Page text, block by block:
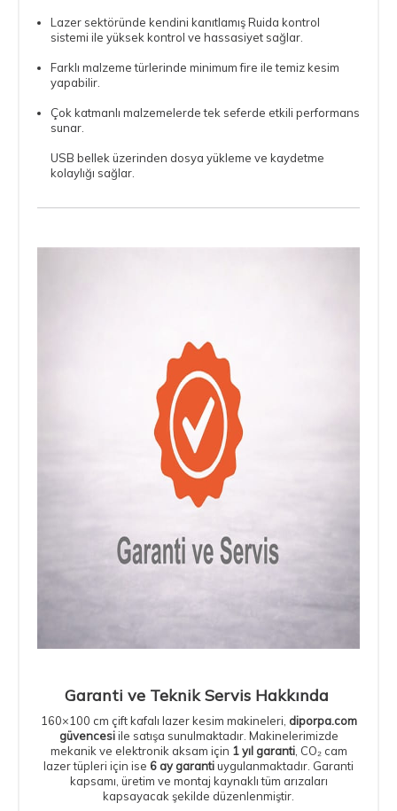
Lazer sektöründe kendini kanıtlamış Ruida kontrol
sistemi ile yüksek kontrol ve hassasiyet sağlar.
Farklı malzeme türlerinde minimum fire ile temiz kesim
yapabilir.
Çok katmanlı malzemelerde tek seferde etkili performans
sunar.
USB bellek üzerinden dosya yükleme ve kaydetme
kolaylığı sağlar.
Garanti ve Teknik Servis Hakkında
160×100 cm çift kafalı lazer kesim makineleri, diporpa.com
güvencesiile satışa sunulmaktadır. Makinelerimizde
mekanik ve elektronik aksam için 1 yıl garanti, CO₂ cam
lazer tüpleri için ise 6 ay garantiuygulanmaktadır. Garanti
kapsamı, üretim ve montaj kaynaklı tüm arızaları
kapsayacak şekilde düzenlenmiştir.